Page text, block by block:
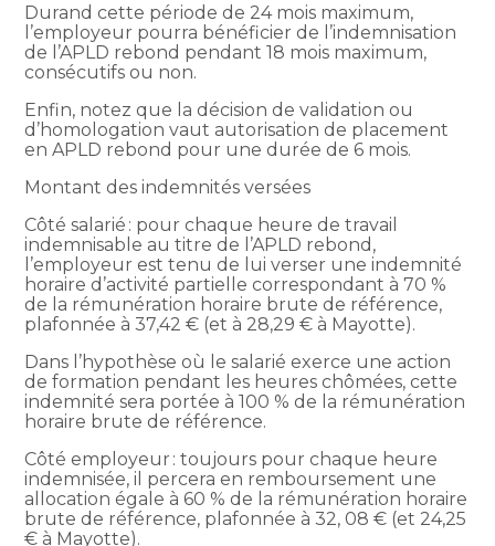
Durand cette période de 24 mois maximum,
l’employeur pourra bénéficier de l’indemnisation
de l’APLD rebond pendant 18 mois maximum,
consécutifs ou non.
Enfin, notez que la décision de validation ou
d’homologation vaut autorisation de placement
en APLD rebond pour une durée de 6 mois.
Montant des indemnités versées
Côté salarié : pour chaque heure de travail
indemnisable au titre de l’APLD rebond,
l’employeur est tenu de lui verser une indemnité
horaire d’activité partielle correspondant à 70 %
de la rémunération horaire brute de référence,
plafonnée à 37,42 € (et à 28,29 € à Mayotte).
Dans l’hypothèse où le salarié exerce une action
de formation pendant les heures chômées, cette
indemnité sera portée à 100 % de la rémunération
horaire brute de référence.
Côté employeur : toujours pour chaque heure
indemnisée, il percera en remboursement une
allocation égale à 60 % de la rémunération horaire
brute de référence, plafonnée à 32, 08 € (et 24,25
€ à Mayotte).